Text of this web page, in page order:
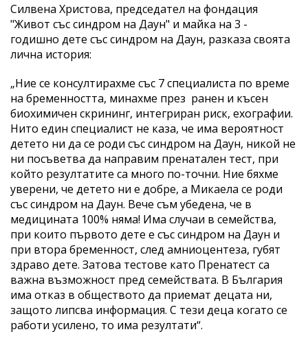
Силвена Христова, председател на фондация
"Живот със синдром на Даун" и майка на 3 -
годишно дете със синдром на Даун, разказа своята
лична история:
„Ние се консултирахме със 7 специалиста по време
на бременността, минахме през ранен и късен
биохимичен скрининг, интегриран риск, ехографии.
Нито един специалист не каза, че има вероятност
детето ни да се роди със синдром на Даун, никой не
ни посъветва да направим пренатален тест, при
който резултатите са много по-точни. Ние бяхме
уверени, че детето ни е добре, а Микаела се роди
със синдром на Даун. Вече съм убедена, че в
медицината 100% няма! Има случаи в семейства,
при които първото дете е със синдром на Даун и
при втора бременност, след амниоцентеза, губят
здраво дете. Затова тестове като Пренатест са
важна възможност пред семействата. В България
има отказ в обществото да приемат децата ни,
защото липсва информация. С тези деца когато се
работи усилено, то има резултати“.